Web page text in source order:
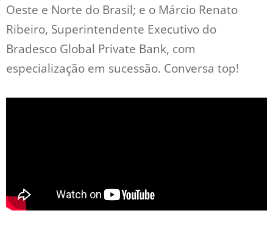
Oeste e Norte do Brasil; e o Márcio Renato
Ribeiro, Superintendente Executivo do
Bradesco Global Private Bank, com
especialização em sucessão. Conversa top!